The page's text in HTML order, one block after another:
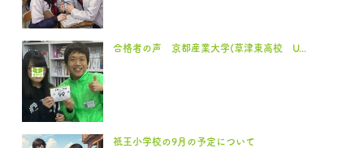
合格者の声 京都産業大学(草津東高校 U...
祇王小学校の9月の予定について